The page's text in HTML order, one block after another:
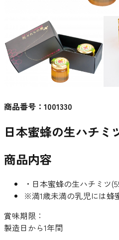
商品番号： 1001330
日本蜜蜂の生ハチミ
商品内容
・日本蜜蜂の生ハチミツ
※満1歳未満の乳児には蜂
賞味期限：
製造日から1年間